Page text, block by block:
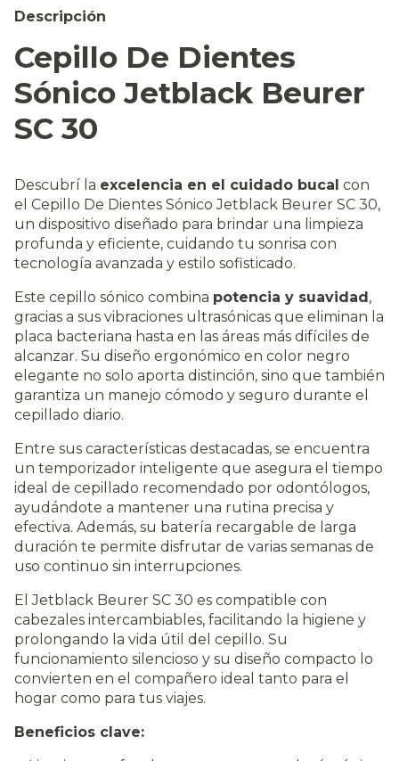
Descripción
Cepillo De Dientes
Sónico Jetblack Beurer
SC 30
Descubrí la excelencia en el cuidado bucal con
el Cepillo De Dientes Sónico Jetblack Beurer SC 30,
un dispositivo diseñado para brindar una limpieza
profunda y eficiente, cuidando tu sonrisa con
tecnología avanzada y estilo sofisticado.
Este cepillo sónico combina potencia y suavidad ,
gracias a sus vibraciones ultrasónicas que eliminan la
placa bacteriana hasta en las áreas más difíciles de
alcanzar. Su diseño ergonómico en color negro
elegante no solo aporta distinción, sino que también
garantiza un manejo cómodo y seguro durante el
cepillado diario.
Entre sus características destacadas, se encuentra
un temporizador inteligente que asegura el tiempo
ideal de cepillado recomendado por odontólogos,
ayudándote a mantener una rutina precisa y
efectiva. Además, su batería recargable de larga
duración te permite disfrutar de varias semanas de
uso continuo sin interrupciones.
El Jetblack Beurer SC 30 es compatible con
cabezales intercambiables, facilitando la higiene y
prolongando la vida útil del cepillo. Su
funcionamiento silencioso y su diseño compacto lo
convierten en el compañero ideal tanto para el
hogar como para tus viajes.
Beneficios clave: